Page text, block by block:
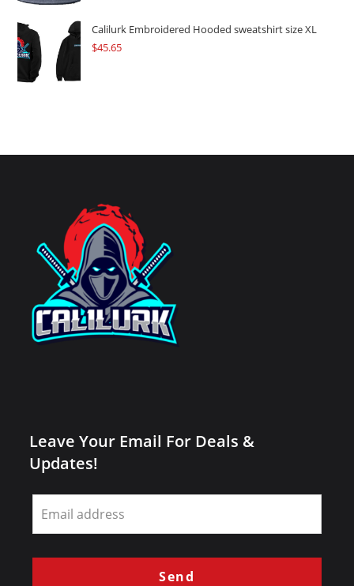
Calilurk Embroidered Hooded sweatshirt size XL
$45.65
Leave Your Email For Deals &
Updates!
Leave
this
field
blank
Send